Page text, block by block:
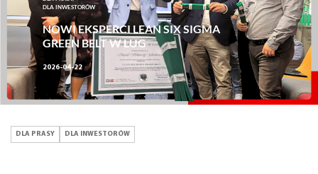
DLA INWESTORÓW
NOWI EKSPERCI LEAN SIX SIGMA
GREEN BELT W LUG
2026-04-22
DLA PRASY DLA INWESTORÓW